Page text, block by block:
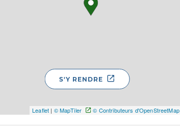
Leaflet | © MapTiler © Contributeurs d'OpenStreetMap
S'Y RENDRE